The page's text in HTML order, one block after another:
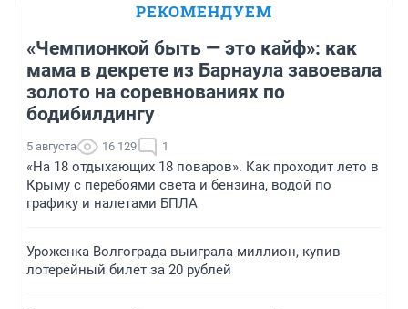
РЕКОМЕНДУЕМ
«Чемпионкой быть — это кайф»: как
мама в декрете из Барнаула завоевала
золото на соревнованиях по
бодибилдингу
5 августа 16 129 1
«На 18 отдыхающих 18 поваров». Как проходит лето в
Крыму с перебоями света и бензина, водой по
графику и налетами БПЛА
Уроженка Волгограда выиграла миллион, купив
лотерейный билет за 20 рублей